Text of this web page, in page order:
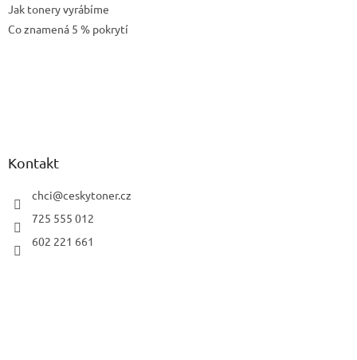
Jak tonery vyrábíme
Co znamená 5 % pokrytí
Kontakt
chci@ceskytoner.cz
725 555 012
602 221 661